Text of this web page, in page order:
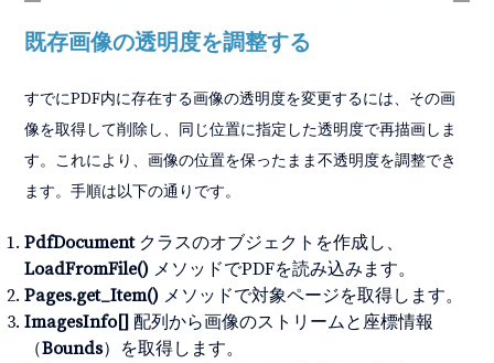
既存画像の透明度を調整する
すでにPDF内に存在する画像の透明度を変更するには、その画
像を取得して削除し、同じ位置に指定した透明度で再描画しま
す。これにより、画像の位置を保ったまま不透明度を調整でき
ます。手順は以下の通りです。
PdfDocumentクラスのオブジェクトを作成し、
LoadFromFile() メソッドでPDFを読み込みます。
Pages.get_Item() メソッドで対象ページを取得します。
ImagesInfo[] 配列から画像のストリームと座標情報
（Bounds）を取得します。